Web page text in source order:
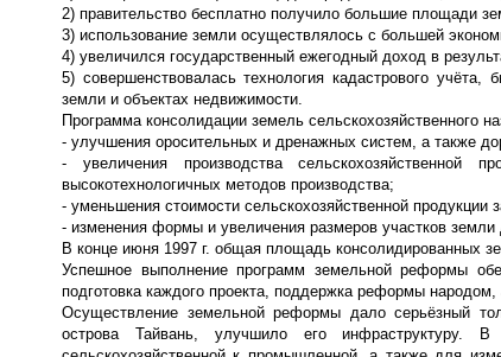
2) правительство бесплатно получило большие площади
3) использование земли осуществлялось с большей
4) увеличился государственный ежегодный доход в
5) совершенствовалась технология кадастрового
земли и объектах недвижимости.
Программа консолидации земель сельскохозяйственного
- улучшения оросительных и дренажных систем, а также
- увеличения производства
высокотехнологичных методов производства;
- уменьшения стоимости сельскохозяйственной продукции
- изменения формы и увеличения размеров участков
В конце июня 1997 г. общая площадь консолидированных
Успешное выполнение программ земельной реформы
подготовка каждого проекта, поддержка реформы
Осуществление земельной реформы дало серьёзный
острова Тайвань, улучшило его инфраструктуру.